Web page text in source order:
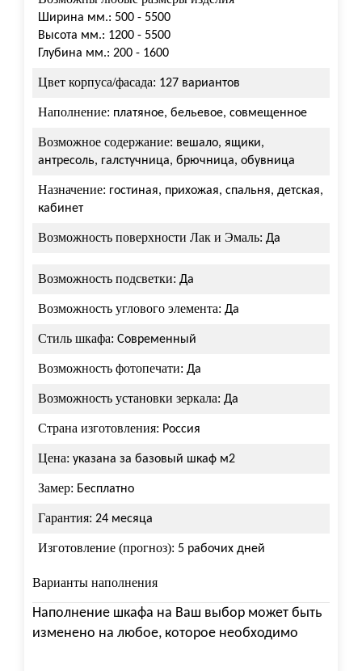
Ширина мм.: 500 - 5500
Высота мм.: 1200 - 5500
Глубина мм.: 200 - 1600
Цвет корпуса/фасада: 127 вариантов
Наполнение: платяное, бельевое, совмещенное
Возможное содержание: вешало, ящики,
антресоль, галстучница, брючница, обувница
Назначение: гостиная, прихожая, спальня, детская,
кабинет
Возможность поверхности Лак и Эмаль: Да
Возможность подсветки: Да
Возможность углового элемента: Да
Стиль шкафа: Современный
Возможность фотопечати: Да
Возможность установки зеркала: Да
Страна изготовления: Россия
Цена: указана за базовый шкаф м2
Замер: Бесплатно
Гарантия: 24 месяца
Изготовление (прогноз): 5 рабочих дней
Варианты наполнения
Наполнение шкафа на Ваш выбор может быть
изменено на любое, которое необходимо